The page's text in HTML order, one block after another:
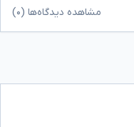
مشاهده دیدگاه‌ها (۰)